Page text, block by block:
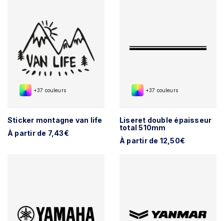
+37 couleurs
Sticker montagne van life
À partir de 7,43€
+37 couleurs
Liseret double épaisseur
total 510mm
À partir de 12,50€